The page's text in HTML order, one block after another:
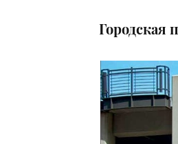
Городская